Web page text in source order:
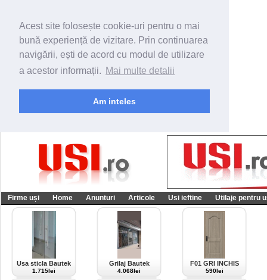
Acest site folosește cookie-uri pentru o mai
bună experiență de vizitare. Prin continuarea
navigării, ești de acord cu modul de utilizare
a acestor informații. Mai multe detalii
Am inteles
Firme uși Home Anunturi Articole Usi ieftine Utilaje pentru
Usa sticla Bautek
1.715lei
Grilaj Bautek
4.068lei
F01 GRI INCHIS
590lei